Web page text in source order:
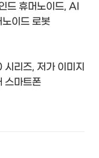
드 휴머노이드, AI
이드 로봇
리즈, 저가 이미지
스마트폰